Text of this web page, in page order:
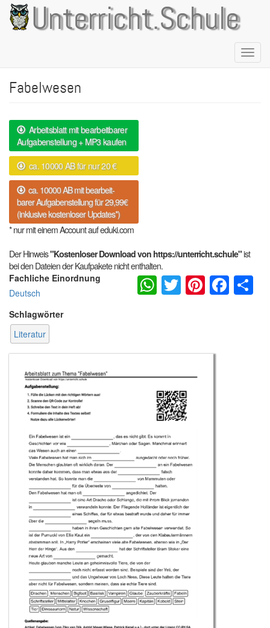
Direkt
zum
Inhalt
Unterricht.Schule
Fabelwesen
Arbeitsblatt mit bearbeitbarer
Aufgabenstellung + MP3 kaufen
ca. 10000 AB für nur 20 €
ca. 10000 AB mit bearbeit-
barer Aufgabenstellung für 29,99€
(inklusive kostenloser Updates*)
* nur mit einem Account auf eduki.com
Der Hinweis"Kostenloser Download von https://unterricht.schule"ist
bei den Dateien der Kaufpakete nicht enthalten.
Fachliche Einordnung
Deutsch
Schlagwörter
Literatur
WhatsApp
Twitter